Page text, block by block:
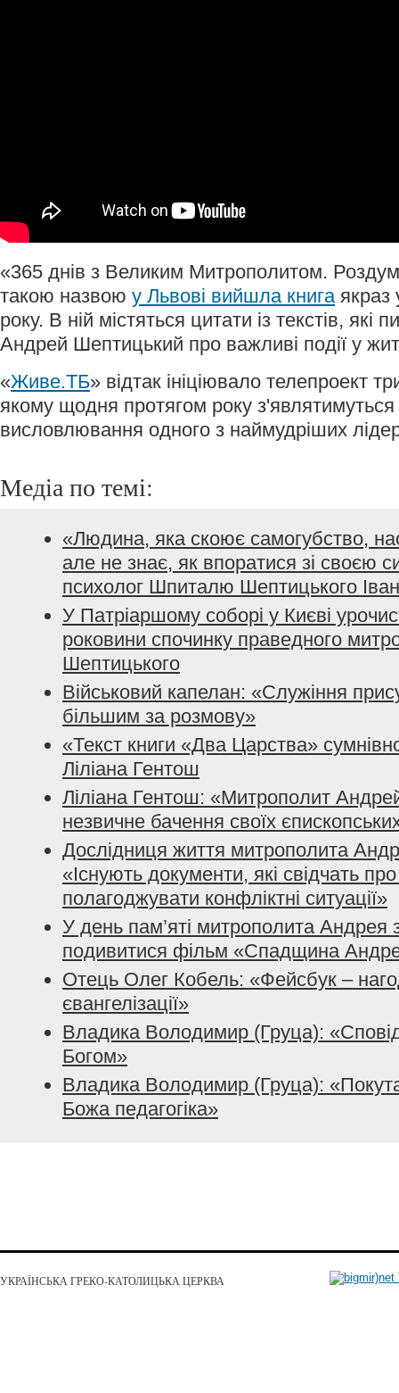
«365 днів з Великим Митрополитом.
такою назвою у Львові вийшла книгаякраз
року. В ній містяться цитати із текстів, які
Андрей Шептицький про важливі події у
«Живе.ТБ» відтак ініціювало телепроект
якому щодня протягом року з'являтимуться
висловлювання одного з наймудріших
Медіа по темі:
«Людина, яка скоює самогубство,
але не знає, як впоратися зі своєю
психолог Шпиталю Шептицького
У Патріаршому соборі у Києві
роковини спочинку праведного
Шептицького
Військовий капелан: «Служіння
більшим за розмову»
«Текст книги «Два Царства»
Ліліана Гентош
Ліліана Гентош: «Митрополит
незвичне бачення своїх
Дослідниця життя митрополита
«Існують документи, які свідчать
полагоджувати конфліктні ситуації»
У день пам’яті митрополита Андрея
подивитися фільм «Спадщина
Отець Олег Кобель: «Фейсбук –
євангелізації»
Владика Володимир (Груца):
Богом»
Владика Володимир (Груца):
Божа педагогіка»
УКРАЇНСЬКА ГРЕКО-КАТОЛИЦЬКА ЦЕРКВА